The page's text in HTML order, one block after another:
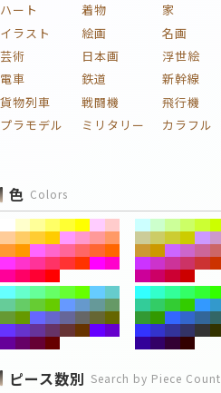
ハート
着物 家
イラスト
絵画 名画
芸術
日本画 浮世絵
電車
鉄道 新幹線
貨物列車
戦闘機 飛行機
プラモデル
ミリタリー カラフル
色 Colors
ピース数別 Search by Piece Count